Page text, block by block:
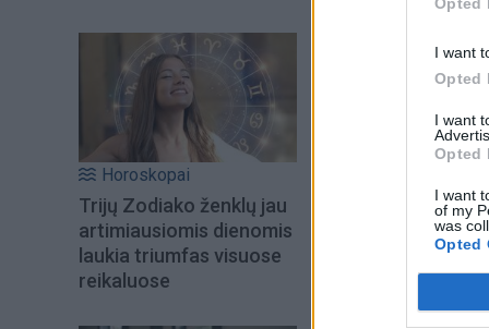
I want
Opted
I want
Opted
I want
of my
was
Opted
Horoskopai
Trijų Zodiako ženklų jau
artimiausiomis dienomis
laukia triumfas visuose
reikaluose